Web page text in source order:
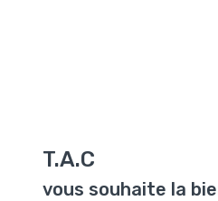
T.A.C
vous souhaite la